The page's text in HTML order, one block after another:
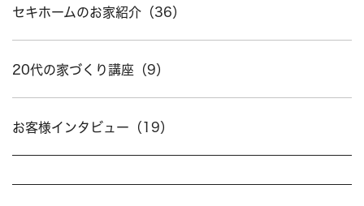
セキホームのお家紹介（36）
20代の家づくり講座（9）
お客様インタビュー（19）